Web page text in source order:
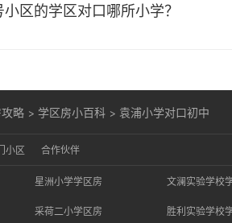
区的学区对口哪所小学？
略 > 学区房小百科 > 袁浦小学对口初中
小区 合作伙伴
星洲小学学区房 文澜实验学校
采荷二小学区房 胜利实验学校